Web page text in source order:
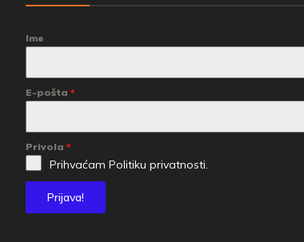
Ime
E-pošta*
Privola*
PrihvaćamPolitiku privatnosti.
Prijava!